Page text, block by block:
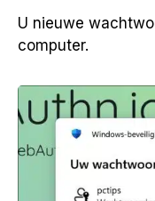
U nieuwe
computer.